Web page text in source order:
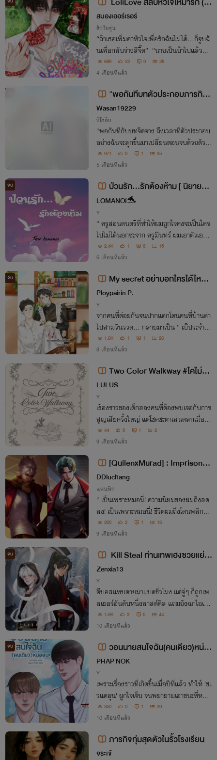
Ebook)
สมองเออร์เรอร์
รักวัยรุ่น
“ถ้าเธอเพิ่มค่าหัวใจเพื่อรักฉันไม่ได้…ก็จูบฉั
นเพื่อกลับร่างสิจี๊ด” “นายเป็นบ้าไปแล้วหรื
อไงแผ่นดิน!”
689 22 0 28
4 เดือนที่แล้ว
"พอกันทีบทตัวประกอบภารกิจขั
ดขวางความตายในรั้วโรงเรียน"
Wasan19229
อีโรติก
"พอกันทีกับบทจืดจาง ถึงเวลาที่ตัวประกอบ
อย่างฉันจะลุกขึ้นมาเปลี่ยนตอนจบด้วยตัวเอ
ง!" 971 0 1 35
5 เดือนที่แล้ว
จบ
ป่วนรัก...รักต้องห้าม [ นิยายสั้น
] ตอนพิเศษ END
LOMANOI🐬
Y
“ ครูสอนดนตรีที่ทำให้ผมถูกใจคงจะเป็นใคร
ไปไม่ได้นอกซะจาก ครูมินทร์ ผมเอาตัวเองเข้
ามาอยู่ในเสียงดนตรีเพื่อจะได้อยู่ใกล้ๆครูมิน
ทร์แล้วเรื่องวุ่นๆก็เริ่มขึ้นเพราะรักครั้งนี้ ต้อง
2.4K 1 3 15
6 เดือนที่แล้ว
จบ
My secret อย่าบอกใครได้ไหมว่
ากูเป็นเมด
Ploypairin P.
Y
จากคนที่ต่อยกันจนปากแตกโดนคนที่บ้านด่า
ไปสามวันรวด… กลายมาเป็น “ เบ๊ประจำตัว
” เพราะความลับในชุดเมด ความรักที่เริ่มจาก
การแบล็กเมลมันจะไปจบลงที่ไหนกัน?
1.6K 1 1 26
8 เดือนที่แล้ว
Two Color Walkway #ไคไม่ชอ
บไส้เดือน
LULUS
Y
เรื่องราวของเด็กสองคนที่ต้องพบเจอกับการ
สูญเสียครั้งใหญ่ แต่โชคชะตาเล่นตลกเมื่อใน
ร่างกายของพวกเขามีสายเลือดของสิ่งมีชีวิต
นั้น...
44 0 1 2
9 เดือนที่แล้ว
[QuilenxMurad]​ : Imprison! #
DDluchang
DDluchang
แฟนฟิก
" เป็นเพราะหมอนี่! ความนิยมของผมถึงลด
ลง! เป็นเพราะหมอนี่! ชีวิตผมถึงโดนพลิกผั
น! และเป็นเพราะหมอนี่​ ที่พักหลังมันทำให้ผ
มเอาแต่หมกมุ่นเรื่องของมัน! "
200 2 1 13
9 เดือนที่แล้ว
จบ
Kill Steal ท่านเทพเฮงซวยแย่ง
บอสผมทำไม
Zenxia13
Y
ตีบอสแทบตายมาแปดชั่วโมง แต่จู่ๆ ก็ถูกเพ
ลเยอร์อันดับหนึ่งลาสต์คิล แถมยังฉกไอเท
มไปต่อหน้าต่อตา ท่านทงท่านเทพบ้าบออะไ
ร นี่มันคนเฮงซวยชัดๆ!
1.9K 3 5 44
10 เดือนที่แล้ว
จบ
วอนนายสนใจฉัน(คนเดียว)หน่อ
ยนะ
PHAP NOK
Y
เพราะเรื่องราวที่เกิดขึ้นเมื่อปีที่แล้ว ทำให้ 'ชเ
วแดอุน' ผูกใจเจ็บ จนพยายามเอาชนะที่หนึ่ง
ของโรงเรียนอย่าง 'คิมซอนมิน' แต่ไม่ว่าจะพ
ยายามเท่าไหร่ดูเหมือนจะแพ้ราบคาบทุกที...
350 0 1 20
10 เดือนที่แล้ว
ภารกิจทุ่มสุดตัวในรั้วโรงเรียน
จระเข้